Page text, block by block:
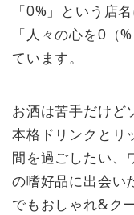
「0%」という店
「人々の心を0（
ています。
お酒は苦手だけど
本格ドリンクとリ
間を過ごしたい、
の嗜好品に出会い
でもおしゃれ&ク